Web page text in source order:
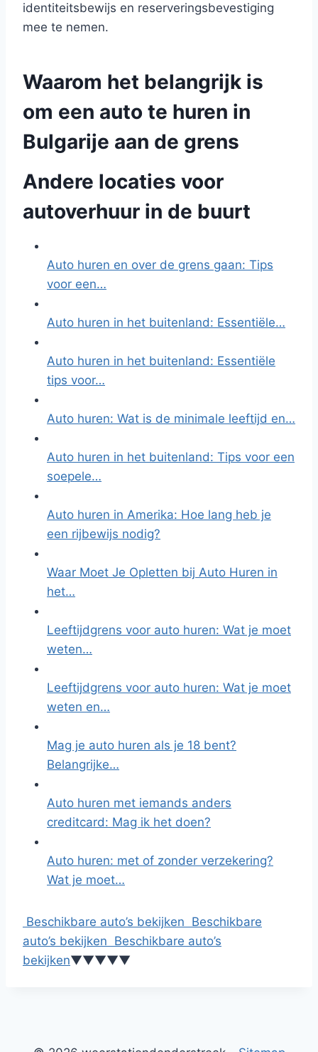
identiteitsbewijs en reserveringsbevestiging
mee te nemen.
Waarom het belangrijk is
om een auto te huren in
Bulgarije aan de grens
Andere locaties voor
autoverhuur in de buurt
Auto huren en over de grens gaan: Tips
voor een…
Auto huren in het buitenland: Essentiële…
Auto huren in het buitenland: Essentiële
tips voor…
Auto huren: Wat is de minimale leeftijd en…
Auto huren in het buitenland: Tips voor een
soepele…
Auto huren in Amerika: Hoe lang heb je
een rijbewijs nodig?
Waar Moet Je Opletten bij Auto Huren in
het…
Leeftijdgrens voor auto huren: Wat je moet
weten…
Leeftijdgrens voor auto huren: Wat je moet
weten en…
Mag je auto huren als je 18 bent?
Belangrijke…
Auto huren met iemands anders
creditcard: Mag ik het doen?
Auto huren: met of zonder verzekering?
Wat je moet…
Beschikbare auto’s bekijken Beschikbare
auto’s bekijken Beschikbare auto’s
bekijken▼▼▼▼▼